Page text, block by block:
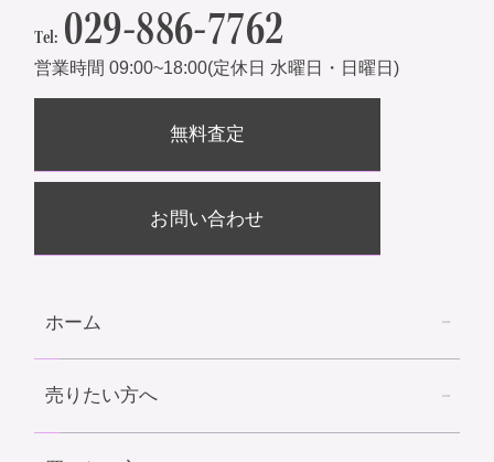
Tel: 029-886-7762
営業時間 09:00~18:00(定休日 水曜日・日曜日)
無料査定
お問い合わせ
ホーム
売りたい方へ